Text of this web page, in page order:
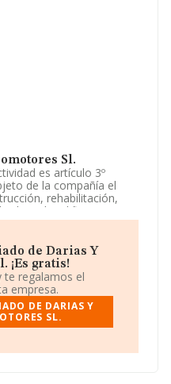
Sl.
es artículo 3º
de la compañía el
rehabilitación,
de edificaciones,
naves industriales y
aparece inscrita en el
Limitada. Su CNAE
'%cnae%'. La compañía
exteriores.
Promotores S.L
Panama núm. 34
Canarias.
de Darias Y
¡Es gratis!
te regalamos el
empresa.
DE DARIAS Y
SL.